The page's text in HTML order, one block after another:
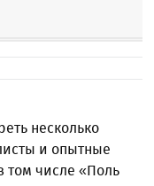
несколько
и опытные
том числе «Поль